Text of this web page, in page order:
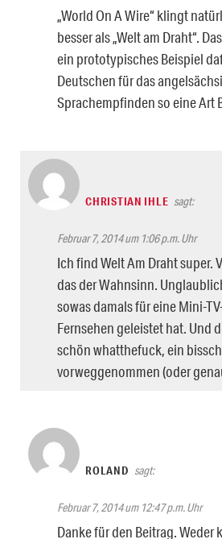
„World On A Wire“ klingt
besser als „Welt am Draht“.
ein prototypisches Beispiel
Deutschen für das
Sprachempfinden so eine Art
CHRISTIAN IHLE sagt:
Februar 7, 2014 um 1:06 p.m. Uhr
Ich find Welt Am Draht super.
das der Wahnsinn.
sowas damals für eine Mini-
Fernsehen geleistet hat. Und
schön whatthefuck, ein
vorweggenommen (oder
ROLAND sagt:
Februar 7, 2014 um 12:47 p.m. Uhr
Danke für den Beitrag. Weder